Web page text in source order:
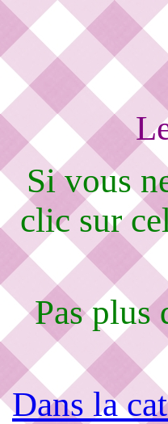
Si vous
clic sur
Pas plus
Dans la